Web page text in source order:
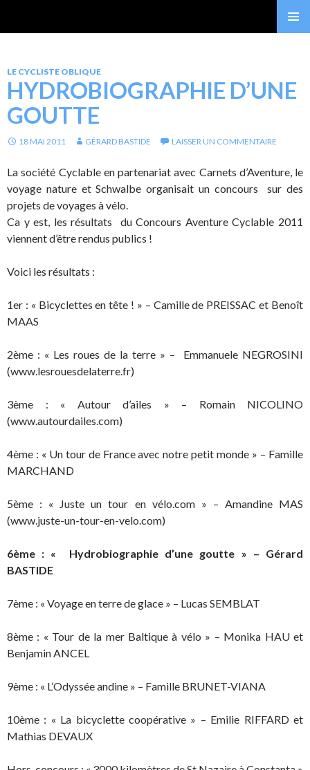
LE CYCLISTE OBLIQUE
HYDROBIOGRAPHIE D’UNE
GOUTTE
18 MAI 2011 GÉRARD BASTIDE LAISSER UN COMMENTAIRE
La société Cyclable en partenariat avec Carnets d’Aventure, le
voyage nature et Schwalbe organisait un concours sur des
projets de voyages à vélo.
Ca y est, les résultats du Concours Aventure Cyclable 2011
viennent d’être rendus publics !
Voici les résultats :
1er : « Bicyclettes en tête ! » – Camille de PREISSAC et Benoît
MAAS
2ème : « Les roues de la terre » – Emmanuele NEGROSINI
(www.lesrouesdelaterre.fr)
3ème : « Autour d’ailes » – Romain NICOLINO
(www.autourdailes.com)
4ème : « Un tour de France avec notre petit monde » – Famille
MARCHAND
5ème : « Juste un tour en vélo.com » – Amandine MAS
(www.juste-un-tour-en-velo.com)
6ème : « Hydrobiographie d’une goutte » – Gérard
BASTIDE
7ème : « Voyage en terre de glace » – Lucas SEMBLAT
8ème : « Tour de la mer Baltique à vélo » – Monika HAU et
Benjamin ANCEL
9ème : « L’Odyssée andine » – Famille BRUNET-VIANA
10ème : « La bicyclette coopérative » – Emilie RIFFARD et
Mathias DEVAUX